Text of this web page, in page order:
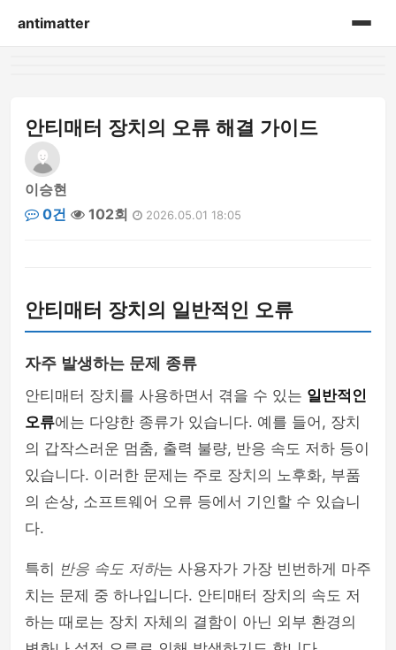
antimatter
안티매터 장치의 오류 해결 가이드
이승현
0건
102회 2026.05.01 18:05
안티매터 장치의 일반적인 오류
자주 발생하는 문제 종류
안티매터 장치를 사용하면서 겪을 수 있는 일반적인
오류에는 다양한 종류가 있습니다. 예를 들어, 장치
의 갑작스러운 멈춤, 출력 불량, 반응 속도 저하 등이
있습니다. 이러한 문제는 주로 장치의 노후화, 부품
의 손상, 소프트웨어 오류 등에서 기인할 수 있습니
다.
특히 반응 속도 저하는 사용자가 가장 빈번하게 마주
치는 문제 중 하나입니다. 안티매터 장치의 속도 저
하는 때로는 장치 자체의 결함이 아닌 외부 환경의